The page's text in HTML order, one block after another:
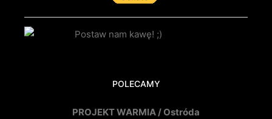
POLECAMY
PROJEKT WARMIA / Ostróda